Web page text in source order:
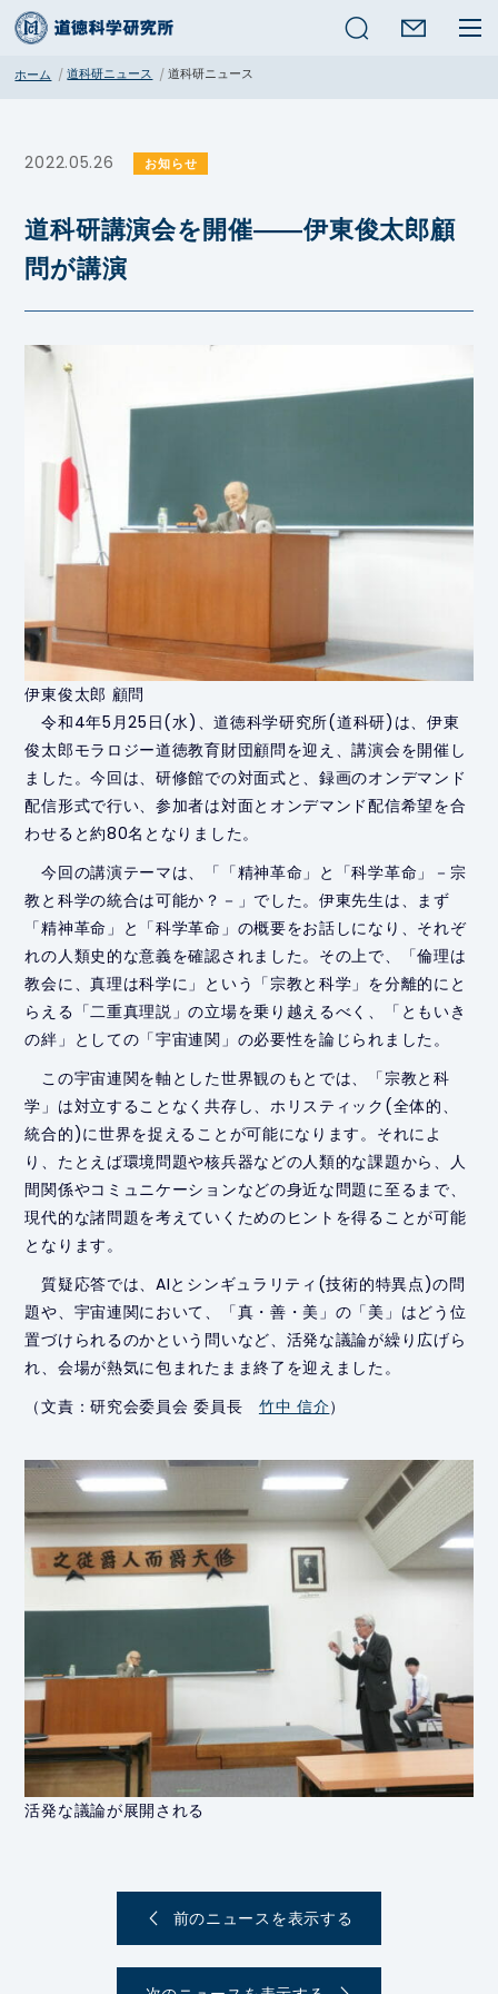
ホーム 道科研ニュース 道科研ニュース
2022.05.26 お知らせ
道科研講演会を開催――伊東俊太郎顧
問が講演
伊東俊太郎 顧問
令和4年5月25日(水)、道徳科学研究所(道科研)は、伊東
俊太郎モラロジー道徳教育財団顧問を迎え、講演会を開催し
ました。今回は、研修館での対面式と、録画のオンデマンド
配信形式で行い、参加者は対面とオンデマンド配信希望を合
わせると約80名となりました。
今回の講演テーマは、「「精神革命」と「科学革命」－宗
教と科学の統合は可能か？－」でした。伊東先生は、まず
「精神革命」と「科学革命」の概要をお話しになり、それぞ
れの人類史的な意義を確認されました。その上で、「倫理は
教会に、真理は科学に」という「宗教と科学」を分離的にと
らえる「二重真理説」の立場を乗り越えるべく、「ともいき
の絆」としての「宇宙連関」の必要性を論じられました。
この宇宙連関を軸とした世界観のもとでは、「宗教と科
学」は対立することなく共存し、ホリスティック(全体的、
統合的)に世界を捉えることが可能になります。それによ
り、たとえば環境問題や核兵器などの人類的な課題から、人
間関係やコミュニケーションなどの身近な問題に至るまで、
現代的な諸問題を考えていくためのヒントを得ることが可能
となります。
質疑応答では、AIとシンギュラリティ(技術的特異点)の問
題や、宇宙連関において、「真・善・美」の「美」はどう位
置づけられるのかという問いなど、活発な議論が繰り広げら
れ、会場が熱気に包まれたまま終了を迎えました。
（文責：研究会委員会 委員長 竹中 信介）
活発な議論が展開される
前のニュースを表示する